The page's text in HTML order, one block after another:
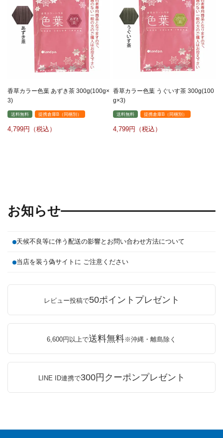
香草カラー色葉 あずき茶 300g(100g×
3)
送料無料 提携倉庫B（同梱別）
4,799
香草カラー色葉 うぐいす茶 300g(100
g×3)
送料無料 提携倉庫B（同梱別）
4,799
お知らせ
天候不良等に伴う配送の影響とお問い合わせ方法について
当店を装う偽サイトに ご注意ください
レビュー投稿で50ポイントプレゼント
6,600円以上で送料無料※沖縄・離島除く
LINE ID連携で300円クーポンプレゼント